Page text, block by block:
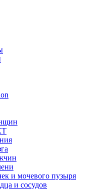
и мочевого пузыря
и сосудов